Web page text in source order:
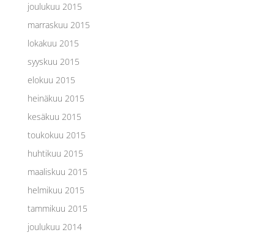
joulukuu 2015
marraskuu 2015
lokakuu 2015
syyskuu 2015
elokuu 2015
heinäkuu 2015
kesäkuu 2015
toukokuu 2015
huhtikuu 2015
maaliskuu 2015
helmikuu 2015
tammikuu 2015
joulukuu 2014